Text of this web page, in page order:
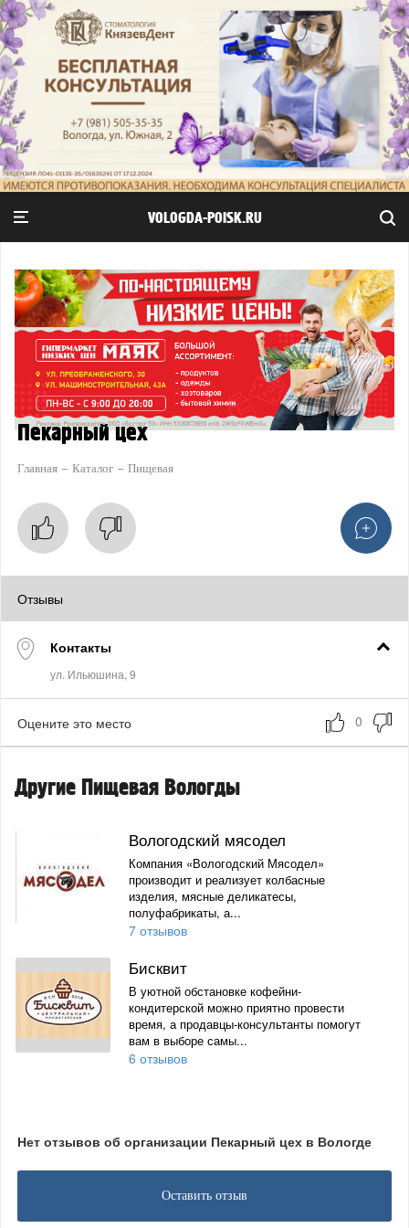
VOLOGDA-POISK.RU
Пекарный цех
Главная Каталог Пищевая
Отзывы
Контакты
Оцените это место
Другие Пищевая Вологды
Вологодский мясодел
Компания «Вологодский Мясодел»
производит и реализует колбасные
изделия, мясные деликатесы,
полуфабрикаты, а...
7 отзывов
Бисквит
В уютной обстановке кофейни-
кондитерской можно приятно провести
время, а продавцы-консультанты помогут
вам в выборе самы...
6 отзывов
Нет отзывов об организации Пекарный цех в Вологде
Оставить отзыв